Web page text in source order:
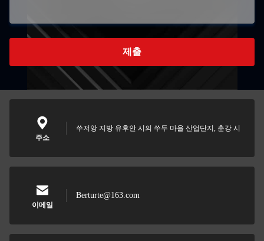
제출
주소
쑤저앙 지방 유후안 시의 쑤두 마을 산업단지, 춘강 시
이메일
Berturte@163.com